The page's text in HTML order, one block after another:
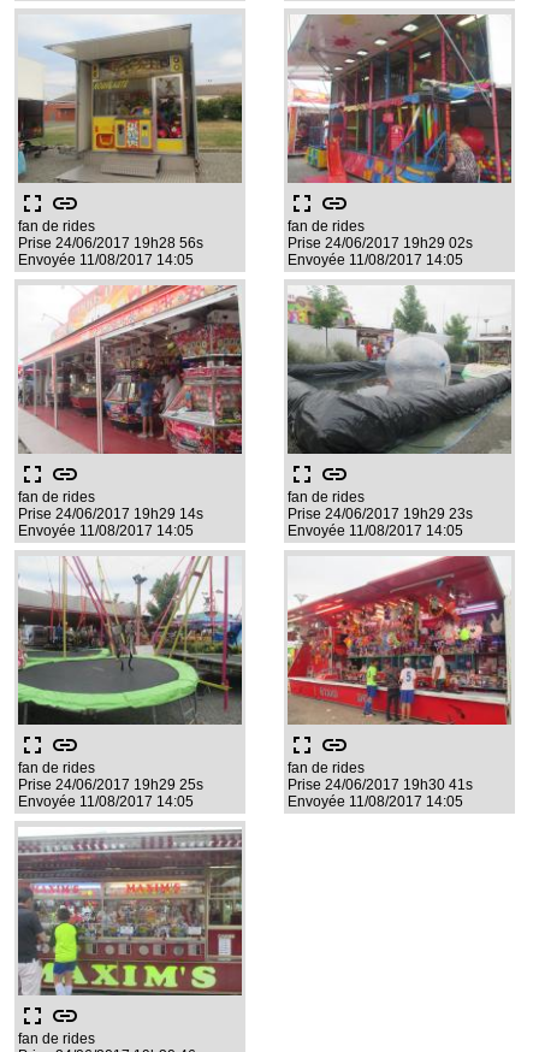
fullscreen link
fan de rides
Prise 24/06/2017 19h28 56s
Envoyée 11/08/2017 14:05
fullscreen link
fan de rides
Prise 24/06/2017 19h29 02s
Envoyée 11/08/2017 14:05
fullscreen link
fan de rides
Prise 24/06/2017 19h29 14s
Envoyée 11/08/2017 14:05
fullscreen link
fan de rides
Prise 24/06/2017 19h29 23s
Envoyée 11/08/2017 14:05
fullscreen link
fan de rides
Prise 24/06/2017 19h29 25s
Envoyée 11/08/2017 14:05
fullscreen link
fan de rides
Prise 24/06/2017 19h30 41s
Envoyée 11/08/2017 14:05
fullscreen link
fan de rides